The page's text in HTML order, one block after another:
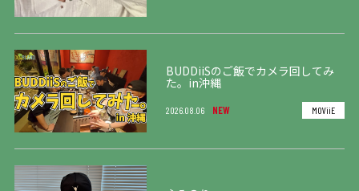
BUDDiiSのご飯でカメラ回してみ
た。in沖縄
2026.08.06 NEW MOViiE